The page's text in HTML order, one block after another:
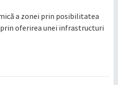
a zonei prin posibilitatea
oferirea unei infrastructuri